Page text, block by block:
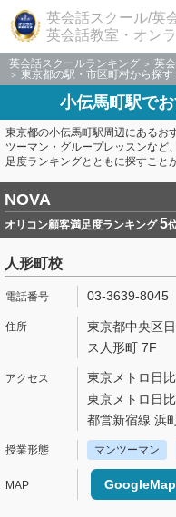
英会話スクール/英
英会話教室・オン
英会話スクールランキング
英
東京都の駅・市区町村から探す
小伝馬町駅で
東京都の小伝馬町駅周辺にあるお
ツーマン・グループレッスンなど
足度ランキングとともに探すこと
NOVA
オリコン顧客満足度ランキング5
人形町校
03-3639-8045
東京都中央区
ス人形町 7F
東京メトロ日
東京メトロ日
都営新宿線 浜
マンツーマン